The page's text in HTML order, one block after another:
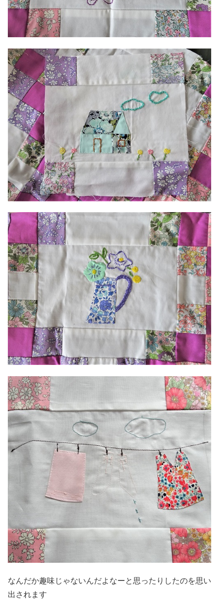
なんだか趣味じゃないんだよなーと思ったりしたのを思い
出されます